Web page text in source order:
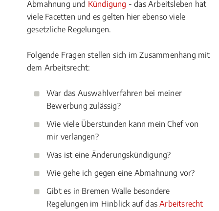
Abmahnung und Kündigung - das Arbeitsleben hat
viele Facetten und es gelten hier ebenso viele
gesetzliche Regelungen.
Folgende Fragen stellen sich im Zusammenhang mit
dem Arbeitsrecht:
War das Auswahlverfahren bei meiner
Bewerbung zulässig?
Wie viele Überstunden kann mein Chef von
mir verlangen?
Was ist eine Änderungskündigung?
Wie gehe ich gegen eine Abmahnung vor?
Gibt es in Bremen Walle besondere
Regelungen im Hinblick auf dasArbeitsrecht